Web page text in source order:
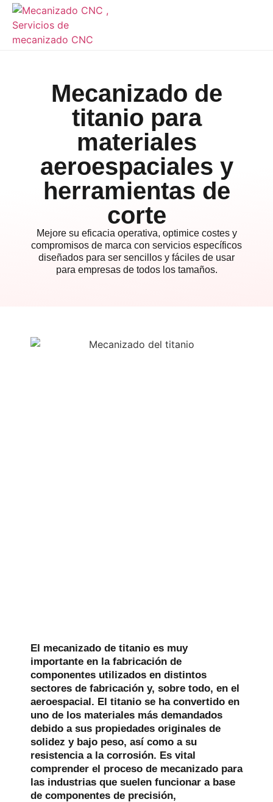
Mecanizado de
titanio para
materiales
aeroespaciales y
herramientas de
corte
Mejore su eficacia operativa, optimice costes y
compromisos de marca con servicios específicos
diseñados para ser sencillos y fáciles de usar
para empresas de todos los tamaños.
El mecanizado de titanio es muy
importante en la fabricación de
componentes utilizados en distintos
sectores de fabricación y, sobre todo, en el
aeroespacial. El titanio se ha convertido en
uno de los materiales más demandados
debido a sus propiedades originales de
solidez y bajo peso, así como a su
resistencia a la corrosión. Es vital
comprender el proceso de mecanizado para
las industrias que suelen funcionar a base
de componentes de precisión,